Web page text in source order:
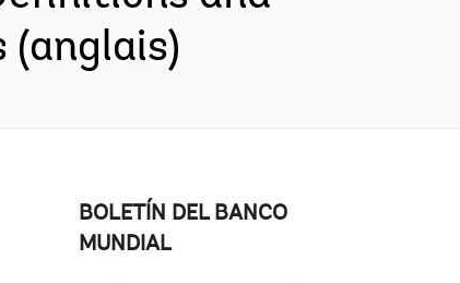
(anglais)
BOLETÍN DEL BANCO
MUNDIAL